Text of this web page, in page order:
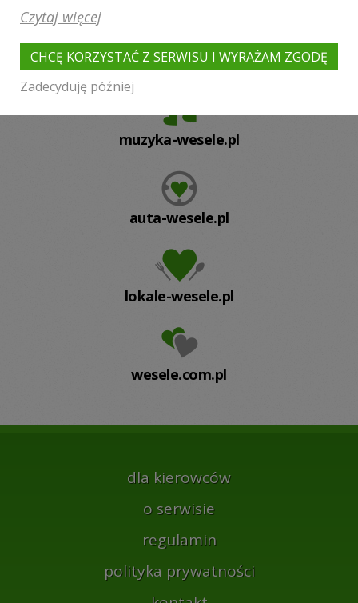
filmy-wesele.pl
muzyka-wesele.pl
auta-wesele.pl
lokale-wesele.pl
wesele.com.pl
dla kierowców
o serwisie
regulamin
polityka prywatności
Czytaj więcej
CHCĘ KORZYSTAĆ Z SERWISU I WYRAŻAM ZGODĘ
Zadecyduję później